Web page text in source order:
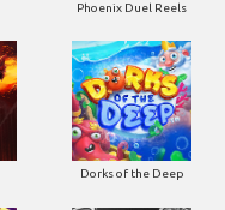
Phoenix Duel Reels
Dorks of the Deep